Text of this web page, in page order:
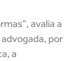
avalia a
por
a